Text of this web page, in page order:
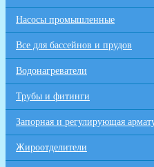
Насосы промышленные
Все для бaссейнов и прудов
Водонагреватели
Трубы и фитинги
Запорная и регулирующая
Жироотделители